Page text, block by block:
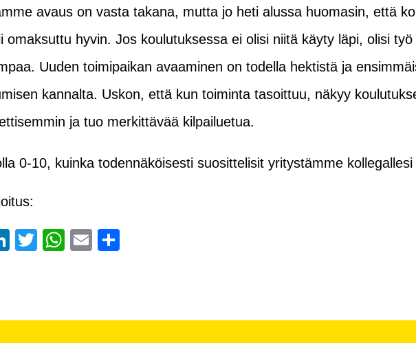
avaus on vasta takana, mutta jo heti alussa huomasin, että
omaksuttu hyvin. Jos koulutuksessa ei olisi niitä käyty läpi, olisi
Uuden toimipaikan avaaminen on todella hektistä ja
kannalta. Uskon, että kun toiminta tasoittuu, näkyy
ja tuo merkittävää kilpailuetua.
0-10, kuinka todennäköisesti suosittelisit yritystämme kollegallesi
LinkedIn
Twitter
WhatsApp
Email